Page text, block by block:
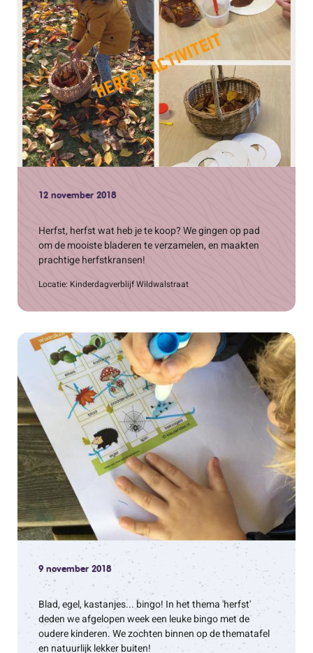
12 november 2018
Herfst, herfst wat heb je te koop? We gingen op pad
om de mooiste bladeren te verzamelen, en maakten
prachtige herfstkransen!
Locatie: Kinderdagverblijf Wildwalstraat
9 november 2018
Blad, egel, kastanjes... bingo! In het thema 'herfst'
deden we afgelopen week een leuke bingo met de
oudere kinderen. We zochten binnen op de thematafel
en natuurlijk lekker buiten!